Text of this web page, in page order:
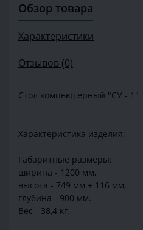
Обзор товара
Характеристики
Отзывов (0)
Стол компьютерный "СУ - 1"
Характеристика изделия:
Габаритные размеры:
ширина - 1200 мм,
высота - 749 мм + 116 мм,
глубина - 900 мм.
Вес - 38,4 кг.